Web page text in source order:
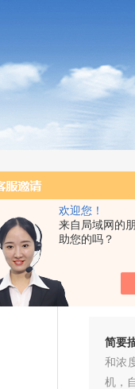
欢迎您！
来自局域网的
助您的吗？
析仪器,粒子计数器,菌落
口罩颗粒物过滤效率及
口
简要
和浓
机，